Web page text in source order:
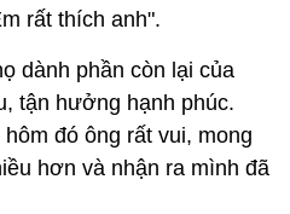
rất thích anh".
dành phần còn lại của
tận hưởng hạnh phúc.
đó ông rất vui, mong
hơn và nhận ra mình đã